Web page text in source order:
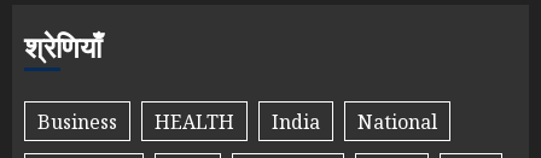
श्रेणियाँ
Business HEALTH India
National